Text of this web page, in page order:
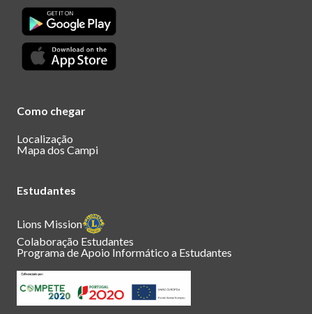
Como chegar
Localização
Mapa dos Campi
Estudantes
Lions Mission
Colaboração Estudantes
Programa de Apoio Informático a Estudantes